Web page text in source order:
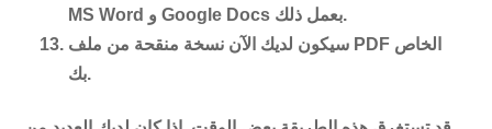
MS Word و Google Docs بعمل ذلك.
سيكون لديك الآن نسخة منقحة من ملف PDF الخاص
بك.